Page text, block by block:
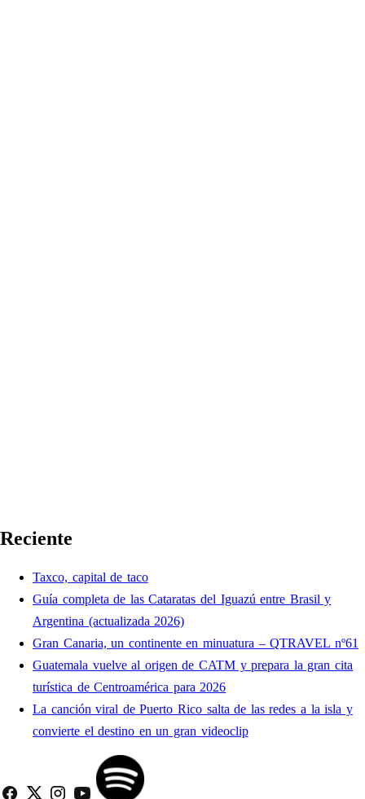
Reciente
Taxco, capital de taco
Guía completa de las Cataratas del Iguazú entre Brasil y
Argentina (actualizada 2026)
Gran Canaria, un continente en minuatura – QTRAVEL nº61
Guatemala vuelve al origen de CATM y prepara la gran cita
turística de Centroamérica para 2026
La canción viral de Puerto Rico salta de las redes a la isla y
convierte el destino en un gran videoclip